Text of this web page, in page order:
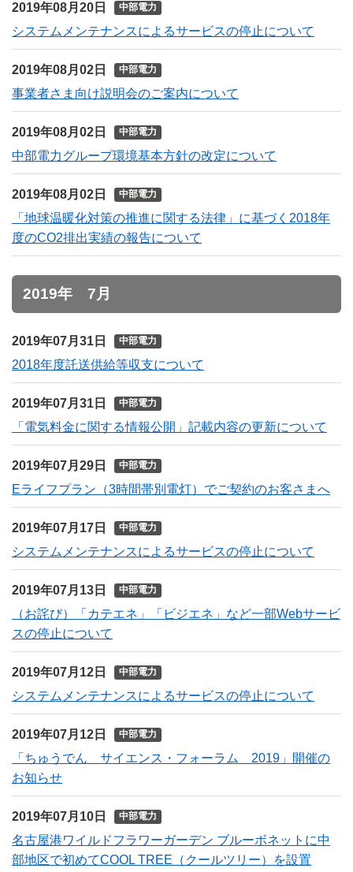
2019年08月20日 中部電力
システムメンテナンスによるサービスの停止について
2019年08月02日 中部電力
事業者さま向け説明会のご案内について
2019年08月02日 中部電力
中部電力グループ環境基本方針の改定について
2019年08月02日 中部電力
「地球温暖化対策の推進に関する法律」に基づく2018年
度のCO2排出実績の報告について
2019年 7月
2019年07月31日 中部電力
2018年度託送供給等収支について
2019年07月31日 中部電力
「電気料金に関する情報公開」記載内容の更新について
2019年07月29日 中部電力
Eライフプラン（3時間帯別電灯）でご契約のお客さまへ
2019年07月17日 中部電力
システムメンテナンスによるサービスの停止について
2019年07月13日 中部電力
（お詫び）「カテエネ」「ビジエネ」など一部Webサービ
スの停止について
2019年07月12日 中部電力
システムメンテナンスによるサービスの停止について
2019年07月12日 中部電力
「ちゅうでん サイエンス・フォーラム 2019」開催の
お知らせ
2019年07月10日 中部電力
名古屋港ワイルドフラワーガーデン ブルーボネットに中
部地区で初めてCOOL TREE（クールツリー）を設置